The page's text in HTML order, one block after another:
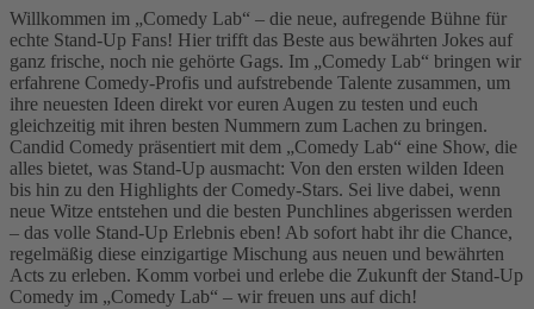
Willkommen im „Comedy Lab“ – die neue, aufregende Bühne für
echte Stand-Up Fans! Hier trifft das Beste aus bewährten Jokes auf
ganz frische, noch nie gehörte Gags. Im „Comedy Lab“ bringen wir
erfahrene Comedy-Profis und aufstrebende Talente zusammen, um
ihre neuesten Ideen direkt vor euren Augen zu testen und euch
gleichzeitig mit ihren besten Nummern zum Lachen zu bringen.
Candid Comedy präsentiert mit dem „Comedy Lab“ eine Show, die
alles bietet, was Stand-Up ausmacht: Von den ersten wilden Ideen
bis hin zu den Highlights der Comedy-Stars. Sei live dabei, wenn
neue Witze entstehen und die besten Punchlines abgerissen werden
– das volle Stand-Up Erlebnis eben! Ab sofort habt ihr die Chance,
regelmäßig diese einzigartige Mischung aus neuen und bewährten
Acts zu erleben. Komm vorbei und erlebe die Zukunft der Stand-Up
Comedy im „Comedy Lab“ – wir freuen uns auf dich!